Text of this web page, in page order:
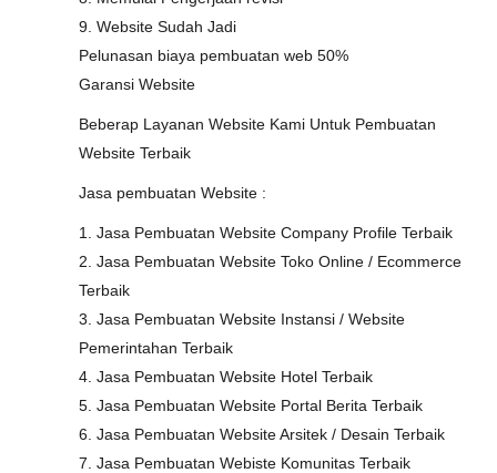
9. Website Sudah Jadi
Pelunasan biaya pembuatan web 50%
Garansi Website
Beberap Layanan Website Kami Untuk Pembuatan
Website Terbaik
Jasa pembuatan Website :
1. Jasa Pembuatan Website Company Profile Terbaik
2. Jasa Pembuatan Website Toko Online / Ecommerce
Terbaik
3. Jasa Pembuatan Website Instansi / Website
Pemerintahan Terbaik
4. Jasa Pembuatan Website Hotel Terbaik
5. Jasa Pembuatan Website Portal Berita Terbaik
6. Jasa Pembuatan Website Arsitek / Desain Terbaik
7. Jasa Pembuatan Webiste Komunitas Terbaik